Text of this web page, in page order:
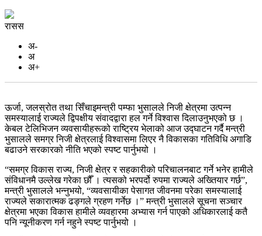
रासस
अ-
अ
अ+
ऊर्जा, जलस्रोत तथा सिँचाइमन्त्री पम्फा भुसालले निजी क्षेत्रमा उत्पन्न
समस्यालाई राज्यले द्विपक्षीय संवादद्वारा हल गर्ने विश्वास दिलाउनुभएको छ ।
केबल टेलिभिजन व्यवसायीहरूको राष्ट्रिय भेलाको आज उद्घाटन गर्दै मन्त्री
भुसालले समग्र निजी क्षेत्रलाई विश्वासमा लिएर नै विकासका गतिविधि अगाडि
बढाउने सरकारको नीति भएको स्पष्ट पार्नुभयो ।
“समग्र विकास राज्य, निजी क्षेत्र र सहकारीको परिचालनबाट गर्ने भनेर हामीले
संविधानमै उल्लेख गरेका छौँ । त्यसको भरपर्दो रुपमा राज्यले अख्तियार गर्छ”,
मन्त्री भुसालले भन्नुभयो, “व्यवसायीका पेसागत जीवनमा परेका समस्यालाई
राज्यले सकारात्मक ढङ्गले ग्रहण गर्नेछ ।” मन्त्री भुसालले सूचना सञ्चार
क्षेत्रमा भएका विकास हामीले व्यवहारमा अभ्यास गर्न पाएको अधिकारलाई कतै
पनि न्यूनीकरण गर्न नहुने स्पष्ट पार्नुभयो ।